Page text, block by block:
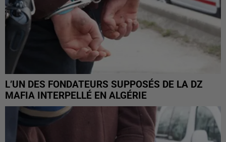
L’UN DES FONDATEURS SUPPOSÉS DE LA DZ
MAFIA INTERPELLÉ EN ALGÉRIE